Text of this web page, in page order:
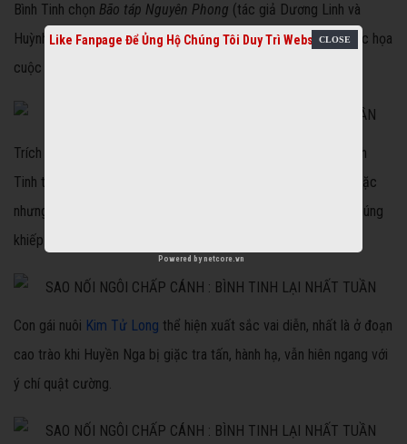
Bình Tinh chọn Bão táp Nguyên Phong (tác giả Dương Linh và
Huỳnh Minh Nhị), vở tuồng cổ nổi tiếng của đoàn Minh Tơ, khắc họa
cuộc chiến chống Nguyên Mông lần thứ nhất.
Trích đoạn xoay quanh nhân vật quận chúa Huyền Nga (do Bình
Tinh thể hiện) với ý chí bất khuất, kiên cường, dù rơi vào tay giặc
nhưng vẫn không hề nao núng hay sợ hãi mà trái lại còn làm chúng
khiếp sợ bởi tinh thần yêu nước.
Con gái nuôi Kim Tử Long thể hiện xuất sắc vai diễn, nhất là ở đoạn
cao trào khi Huyền Nga bị giặc tra tấn, hành hạ, vẫn hiên ngang với
ý chí quật cường.
Like Fanpage Để Ủng Hộ Chúng Tôi Duy Trì Website
Powered bynetcore.vn